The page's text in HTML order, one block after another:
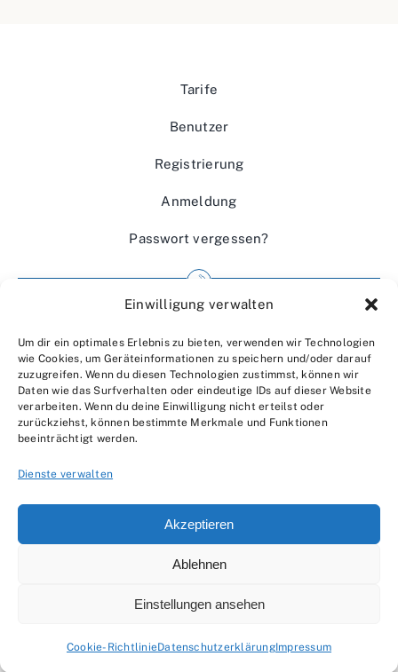
Einwilligung verwalten
Um dir ein optimales Erlebnis zu bieten, verwenden wir Technologien
wie Cookies, um Geräteinformationen zu speichern und/oder darauf
zuzugreifen. Wenn du diesen Technologien zustimmst, können wir
Daten wie das Surfverhalten oder eindeutige IDs auf dieser Website
verarbeiten. Wenn du deine Einwilligung nicht erteilst oder
zurückziehst, können bestimmte Merkmale und Funktionen
beeinträchtigt werden.
Dienste verwalten
Akzeptieren
Ablehnen
Einstellungen ansehen
Cookie-RichtlinieDatenschutzerklärungImpressum
Tarife
Benutzer
Registrierung
Anmeldung
Passwort vergessen?
Wir über uns
Kontakt
Datenschutzerklärung
© 2007 - 2026 •by Moveco